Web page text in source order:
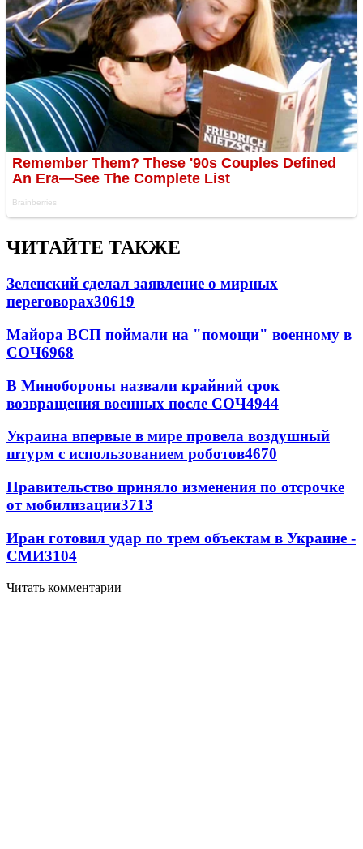
ЧИТАЙТЕ ТАКЖЕ
Зеленский сделал заявление о мирных
переговорах30619
Майора ВСП поймали на "помощи" военному в
СОЧ6968
В Минобороны назвали крайний срок
возвращения военных после СОЧ4944
Украина впервые в мире провела воздушный
штурм с использованием роботов4670
Правительство приняло изменения по отсрочке
от мобилизации3713
Иран готовил удар по трем объектам в Украине -
СМИ3104
Читать комментарии